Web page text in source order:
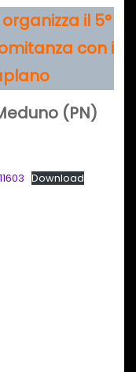
il 5°
con i
(PN)
Download